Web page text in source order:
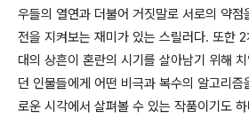
우들의 열연과 더불어 거짓말로 서로의 약점
전을 지켜보는 재미가 있는 스릴러다. 또한
대의 상흔이 혼란의 시기를 살아남기 위해
던 인물들에게 어떤 비극과 복수의 알고리즘
로운 시각에서 살펴볼 수 있는 작품이기도